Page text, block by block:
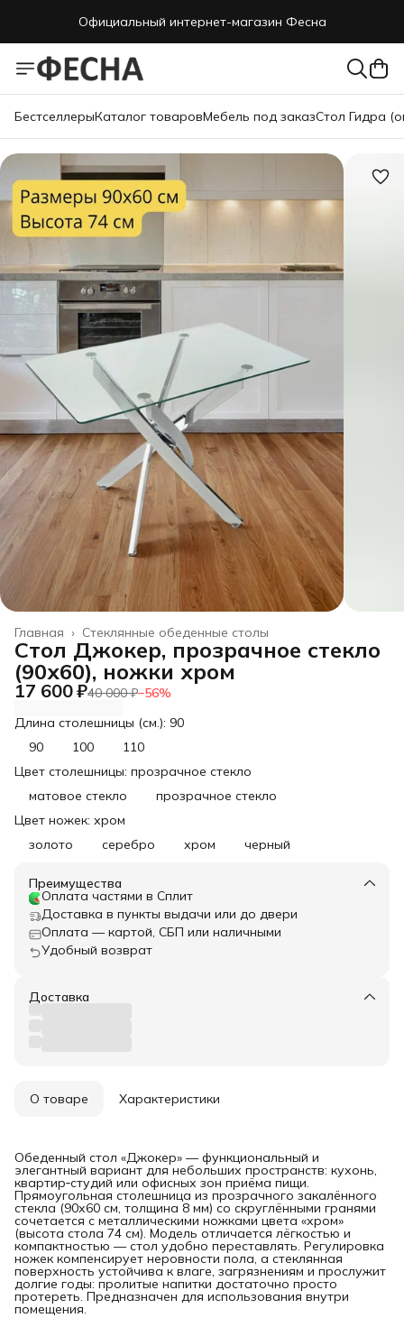
Официальный интернет-магазин Фесна
БестселлерыКаталог товаровМебель под заказСтол Гидра
Стеклянные обеденные столы
Главная ›
Cтол Джокер, прозрачное стекло
(90х60), ножки хром
17 600 ₽40 000 ₽−56%
Длина столешницы (см.): 90
90
100
110
Цвет столешницы: прозрачное стекло
матовое стекло
прозрачное стекло
Цвет ножек: хром
золото
серебро хром черный
Преимущества
Оплата частями в Сплит
Доставка в пункты выдачи или до двери
Оплата — картой, СБП или наличными
Удобный возврат
Доставка
О товаре Характеристики
Обеденный стол «Джокер» — функциональный и
элегантный вариант для небольших пространств: кухонь,
квартир‑студий или офисных зон приёма пищи.
Прямоугольная столешница из прозрачного закалённого
стекла (90х60 см, толщина 8 мм) со скруглёнными гранями
сочетается с металлическими ножками цвета «хром»
(высота стола 74 см). Модель отличается лёгкостью и
компактностью — стол удобно переставлять. Регулировка
ножек компенсирует неровности пола, а стеклянная
поверхность устойчива к влаге, загрязнениям и прослужит
долгие годы: пролитые напитки достаточно просто
протереть. Предназначен для использования внутри
помещения.